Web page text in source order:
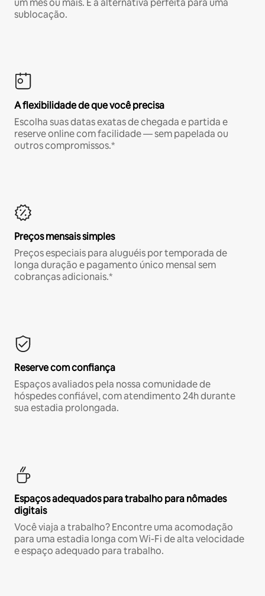
um mês ou mais. É a alternativa perfeita para uma
sublocação.
A flexibilidade de que você precisa
Escolha suas datas exatas de chegada e partida e
reserve online com facilidade — sem papelada ou
outros compromissos.*
Preços mensais simples
Preços especiais para aluguéis por temporada de
longa duração e pagamento único mensal sem
cobranças adicionais.*
Reserve com confiança
Espaços avaliados pela nossa comunidade de
hóspedes confiável, com atendimento 24h durante
sua estadia prolongada.
Espaços adequados para trabalho para nômades
digitais
Você viaja a trabalho? Encontre uma acomodação
para uma estadia longa com Wi-Fi de alta velocidade
e espaço adequado para trabalho.